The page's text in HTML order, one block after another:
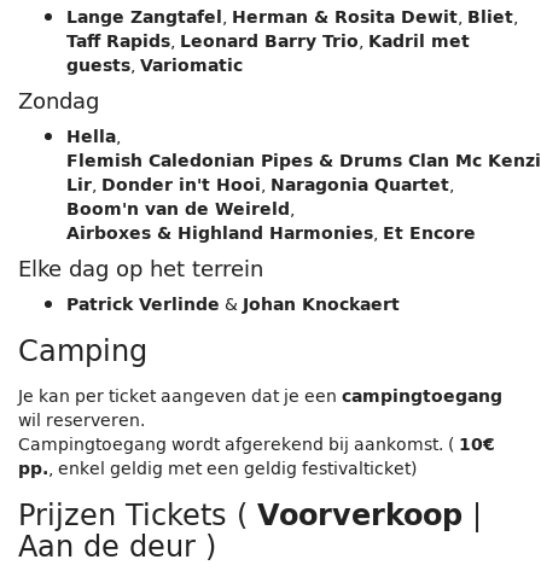
Lange Zangtafel, Herman & Rosita Dewit, Bliet,
Taff Rapids, Leonard Barry Trio, Kadril met
guests, Variomatic
Zondag
Hella,
Flemish Caledonian Pipes & Drums Clan Mc
Lir, Donder in't Hooi, Naragonia Quartet,
Boom'n van de Weireld,
Airboxes & Highland Harmonies, Et Encore
Elke dag op het terrein
Patrick Verlinde &Johan Knockaert
Camping
Je kan per ticket aangeven dat je een campingtoegang
wil reserveren.
Campingtoegang wordt afgerekend bij aankomst. ( 10€
pp., enkel geldig met een geldig festivalticket)
Prijzen Tickets ( Voorverkoop |
Aan de deur )